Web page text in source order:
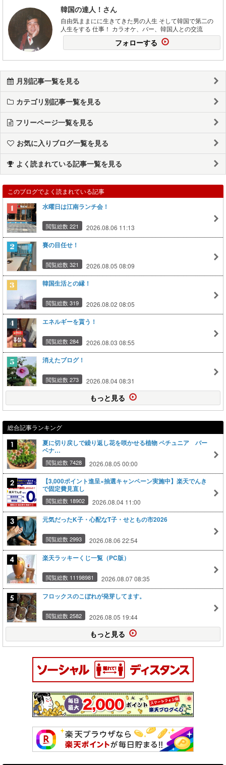
韓国の達人！さん
自由気ままにに生きてきた男の人生 そして韓国で第二の
人生をする 仕事！ カラオケ、バー、韓国人との交流
フォローする
月別記事一覧を見る
カテゴリ別記事一覧を見る
フリーページ一覧を見る
お気に入りブログ一覧を見る
よく読まれている記事一覧を見る
このブログでよく読まれている記事
水曜日は江南ランチ会！
閲覧総数 221 2026.08.06 11:13
賽の目任せ！
閲覧総数 321 2026.08.05 08:09
韓国生活との縁！
閲覧総数 319 2026.08.02 08:05
エネルギーを貰う！
閲覧総数 284 2026.08.03 08:55
消えたブログ！
閲覧総数 273 2026.08.04 08:31
もっと見る
総合記事ランキング
夏に切り戻しで繰り返し花を咲かせる植物 ペチュニア バー
ベナ…
閲覧総数 7428 2026.08.05 00:00
【3,000ポイント進呈×抽選キャンペーン実施中】楽天でんき
で固定費見直し
閲覧総数 18902 2026.08.04 11:00
元気だったK子・心配なT子・せともの市2026
閲覧総数 2993 2026.08.06 22:54
楽天ラッキーくじ一覧（PC版）
閲覧総数 11198981 2026.08.07 08:35
フロックスのこぼれが発芽してます。
閲覧総数 2582 2026.08.05 19:44
もっと見る